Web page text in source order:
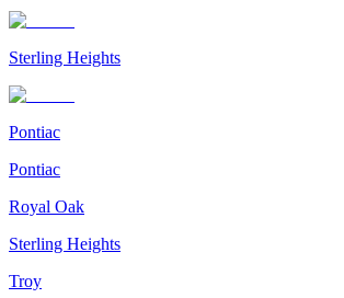
Sterling Heights
Pontiac
Pontiac
Royal Oak
Sterling Heights
Troy